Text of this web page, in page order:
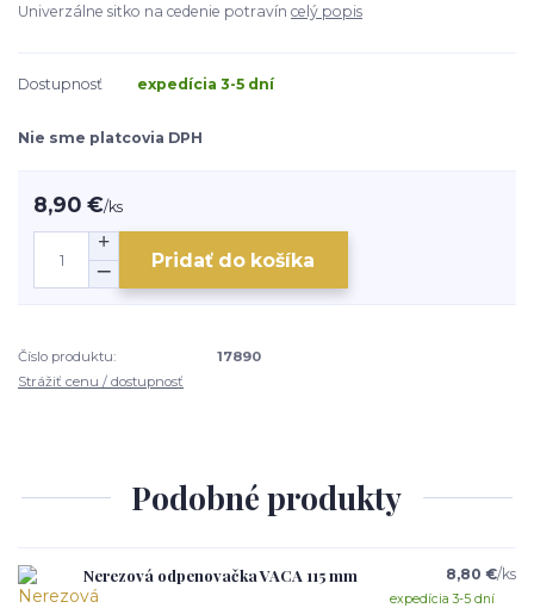
Univerzálne sitko na cedenie potravín celý popis
Dostupnosť expedícia 3-5 dní
Nie sme platcovia DPH
8,90 €/ks
Pridať do košíka
Číslo produktu:
17890
Strážiť cenu / dostupnosť
Podobné produkty
Nerezová odpenovačka VACA 115 mm 8,80 €/ks
expedícia 3-5 dní